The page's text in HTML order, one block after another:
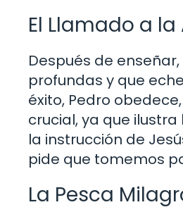
El Llamado a
Después de
profundas y que
éxito, Pedro
crucial, ya que
la instrucción de
pide que tomemos
La Pesca